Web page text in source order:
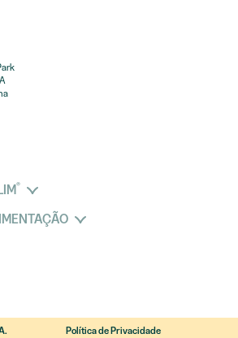
®
Política de Privacidade